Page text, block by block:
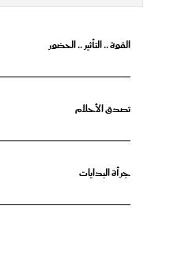
القوة .. التأثير .. الحضور
تصدق الأحلام
جرأة البدايات